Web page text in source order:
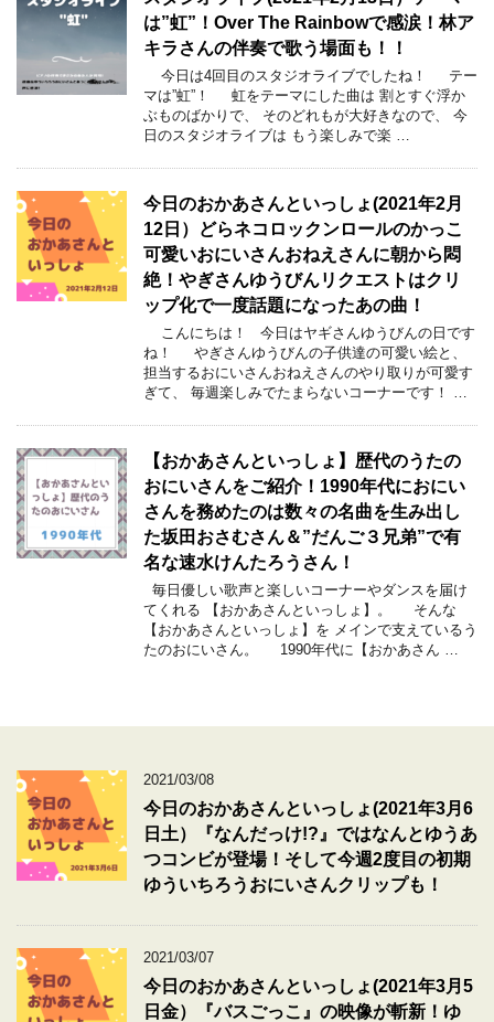
は”虹”！Over The Rainbowで感涙！林ア
キラさんの伴奏で歌う場面も！！
今日は4回目のスタジオライブでしたね！ テー
マは”虹”！ 虹をテーマにした曲は 割とすぐ浮か
ぶものばかりで、 そのどれもが大好きなので、 今
日のスタジオライブは もう楽しみで楽 …
今日のおかあさんといっしょ(2021年2月
12日）どらネコロックンロールのかっこ
可愛いおにいさんおねえさんに朝から悶
絶！やぎさんゆうびんリクエストはクリ
ップ化で一度話題になったあの曲！
こんにちは！ 今日はヤギさんゆうびんの日です
ね！ やぎさんゆうびんの子供達の可愛い絵と、
担当するおにいさんおねえさんのやり取りが可愛す
ぎて、 毎週楽しみでたまらないコーナーです！ …
【おかあさんといっしょ】歴代のうたの
おにいさんをご紹介！1990年代におにい
さんを務めたのは数々の名曲を生み出し
た坂田おさむさん＆”だんご３兄弟”で有
名な速水けんたろうさん！
毎日優しい歌声と楽しいコーナーやダンスを届け
てくれる 【おかあさんといっしょ】。 そんな
【おかあさんといっしょ】を メインで支えているう
たのおにいさん。 1990年代に【おかあさん …
2021/03/08
今日のおかあさんといっしょ(2021年3月6
日土）『なんだっけ!?』ではなんとゆうあ
つコンビが登場！そして今週2度目の初期
ゆういちろうおにいさんクリップも！
2021/03/07
今日のおかあさんといっしょ(2021年3月5
日金）『バスごっこ』の映像が斬新！ゆ